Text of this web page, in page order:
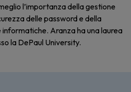
l’importanza della gestione
delle password e della
Aranza ha una laurea
la DePaul University.